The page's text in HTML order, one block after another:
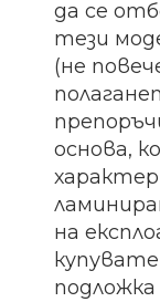
да се
тези
(не
основа,
на